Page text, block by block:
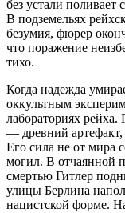
без устали поливает
В подземельях
безумия, фюрер
что поражение
тихо.
Когда надежда
оккультным
лабораториях рейха.
— древний артефакт,
Его сила не от мира
могил. В отчаянной
смертью Гитлер
улицы Берлина
нацистской форме.